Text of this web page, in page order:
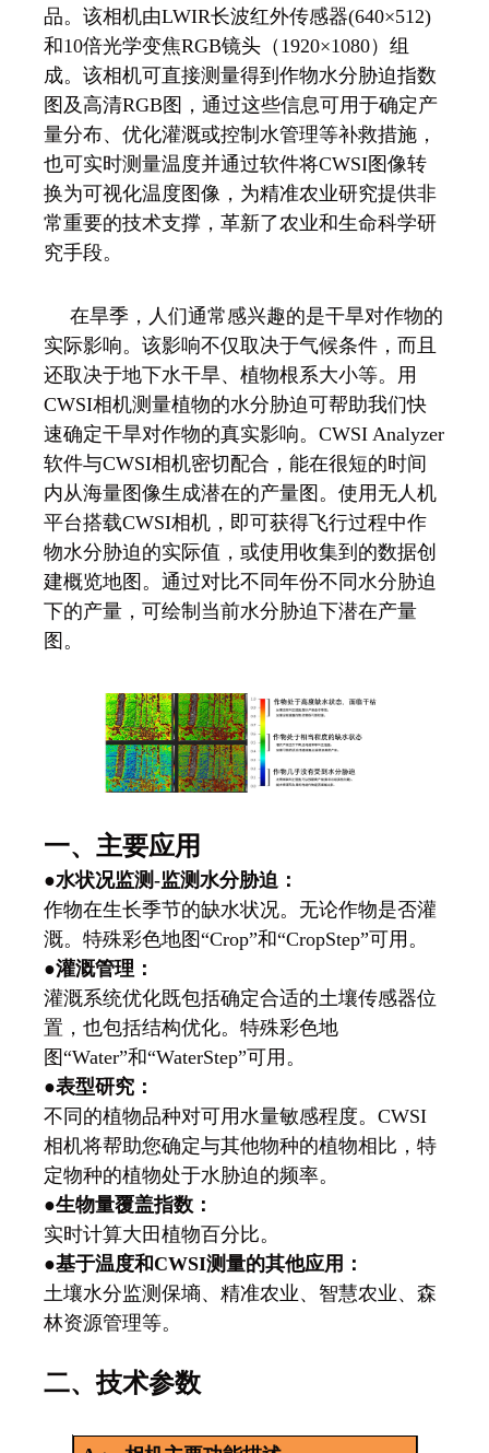
品。该相机由LWIR长波红外传感器(640×512)
和10倍光学变焦RGB镜头（1920×1080）组
成。该相机可直接测量得到作物水分胁迫指数
图及高清RGB图，通过这些信息可用于确定产
量分布、优化灌溉或控制水管理等补救措施，
也可实时测量温度并通过软件将CWSI图像转
换为可视化温度图像，为精准农业研究提供非
常重要的技术支撑，革新了农业和生命科学研
究手段。
在旱季，人们通常感兴趣的是干旱对作物的
实际影响。该影响不仅取决于气候条件，而且
还取决于地下水干旱、植物根系大小等。用
CWSI相机测量植物的水分胁迫可帮助我们快
速确定干旱对作物的真实影响。CWSI Analyzer
软件与CWSI相机密切配合，能在很短的时间
内从海量图像生成潜在的产量图。使用无人机
平台搭载CWSI相机，即可获得飞行过程中作
物水分胁迫的实际值，或使用收集到的数据创
建概览地图。通过对比不同年份不同水分胁迫
下的产量，可绘制当前水分胁迫下潜在产量
图。
一、主要应用
●水状况监测-监测水分胁迫：
作物在生长季节的缺水状况。无论作物是否灌
溉。特殊彩色地图“Crop”和“CropStep”可用。
●灌溉管理：
灌溉系统优化既包括确定合适的土壤传感器位
置，也包括结构优化。特殊彩色地
图“Water”和“WaterStep”可用。
●表型研究：
不同的植物品种对可用水量敏感程度。CWSI
相机将帮助您确定与其他物种的植物相比，特
定物种的植物处于水胁迫的频率。
●生物量覆盖指数：
实时计算大田植物百分比。
●基于温度和CWSI测量的其他应用：
土壤水分监测保墒、精准农业、智慧农业、森
林资源管理等。
二、技术参数